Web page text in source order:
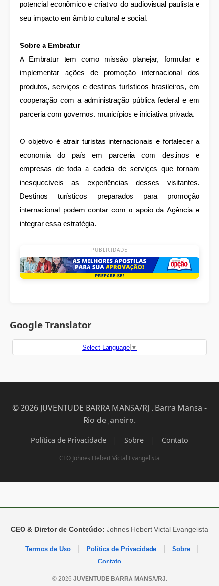
potencial econômico e criativo do audiovisual paulista e
seu impacto em âmbito cultural e social.
Sobre a Embratur
A Embratur tem como missão planejar, formular e
implementar ações de promoção internacional dos
produtos, serviços e destinos turísticos brasileiros, em
cooperação com a administração pública federal e em
parceria com governos, municípios e iniciativa privada.
O objetivo é atrair turistas internacionais e fortalecer a
economia do país em parceria com destinos e
empresas de toda a cadeia de serviços que tornam
inesquecíveis as experiências desses visitantes.
Destinos turísticos preparados para promoção
internacional podem contar com o apoio da Agência e
integrar essa estratégia.
PUBLICIDADE
Google Translator
Select Language ▼
© 2026 JUVENTUDE BARRA MANSA/RJ . Barra Mansa -
Rio de Janeiro.
Política de Privacidade | Sobre | Contato
CEO Johnes Hebert Victal Evangelista
CEO & Diretor de Conteúdo: Johnes Hebert Victal Evangelista
Termos de Uso Política de Privacidade Sobre
Contato
© 2026 JUVENTUDE BARRA MANSA/RJ.